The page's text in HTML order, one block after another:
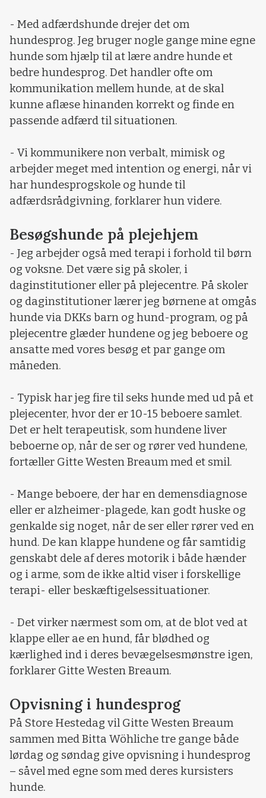
- Med adfærdshunde drejer det om
hundesprog. Jeg bruger nogle gange mine egne
hunde som hjælp til at lære andre hunde et
bedre hundesprog. Det handler ofte om
kommunikation mellem hunde, at de skal
kunne aflæse hinanden korrekt og finde en
passende adfærd til situationen.
- Vi kommunikere non verbalt, mimisk og
arbejder meget med intention og energi, når vi
har hundesprogskole og hunde til
adfærdsrådgivning, forklarer hun videre.
Besøgshunde på plejehjem
- Jeg arbejder også med terapi i forhold til børn
og voksne. Det være sig på skoler, i
daginstitutioner eller på plejecentre. På skoler
og daginstitutioner lærer jeg børnene at omgås
hunde via DKKs barn og hund-program, og på
plejecentre glæder hundene og jeg beboere og
ansatte med vores besøg et par gange om
måneden.
- Typisk har jeg fire til seks hunde med ud på et
plejecenter, hvor der er 10-15 beboere samlet.
Det er helt terapeutisk, som hundene liver
beboerne op, når de ser og rører ved hundene,
fortæller Gitte Westen Breaum med et smil.
- Mange beboere, der har en demensdiagnose
eller er alzheimer-plagede, kan godt huske og
genkalde sig noget, når de ser eller rører ved en
hund. De kan klappe hundene og får samtidig
genskabt dele af deres motorik i både hænder
og i arme, som de ikke altid viser i forskellige
terapi- eller beskæftigelsessituationer.
- Det virker nærmest som om, at de blot ved at
klappe eller ae en hund, får blødhed og
kærlighed ind i deres bevægelsesmønstre igen,
forklarer Gitte Westen Breaum.
Opvisning i hundesprog
På Store Hestedag vil Gitte Westen Breaum
sammen med Bitta Wöhliche tre gange både
lørdag og søndag give opvisning i hundesprog
– såvel med egne som med deres kursisters
hunde.